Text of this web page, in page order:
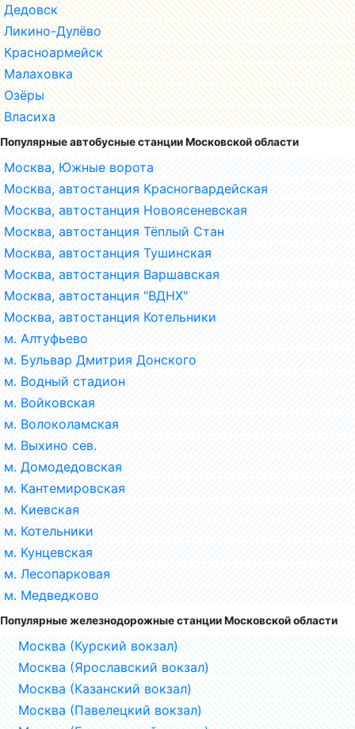
Дедовск
Ликино-Дулёво
Красноармейск
Малаховка
Озёры
Власиха
Популярные автобусные станции Московской области
Москва, Южные ворота
Москва, автостанция Красногвардейская
Москва, автостанция Новоясеневская
Москва, автостанция Тёплый Стан
Москва, автостанция Тушинская
Москва, автостанция Варшавская
Москва, автостанция "ВДНХ"
Москва, автостанция Котельники
м. Алтуфьево
м. Бульвар Дмитрия Донского
м. Водный стадион
м. Войковская
м. Волоколамская
м. Выхино сев.
м. Домодедовская
м. Кантемировская
м. Киевская
м. Котельники
м. Кунцевская
м. Лесопарковая
м. Медведково
Популярные железнодорожные станции Московской области
Москва (Курский вокзал)
Москва (Ярославский вокзал)
Москва (Казанский вокзал)
Москва (Павелецкий вокзал)